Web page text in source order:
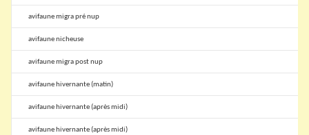
avifaune migra pré nup
avifaune nicheuse
avifaune migra post nup
avifaune hivernante (matin)
avifaune hivernante (après midi)
avifaune hivernante (après midi)